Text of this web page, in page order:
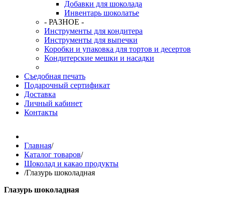
Добавки для шоколада
Инвентарь шоколатье
- РАЗНОЕ -
Инструменты для кондитера
Инструменты для выпечки
Коробки и упаковка для тортов и десертов
Кондитерские мешки и насадки
Съедобная печать
Подарочный сертификат
Доставка
Личный кабинет
Контакты
Главная/
Каталог товаров/
Шоколад и какао продукты
/Глазурь шоколадная
Глазурь шоколадная